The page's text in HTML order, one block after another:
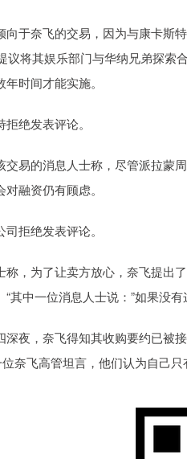
于奈飞的交易，因为与康卡斯特
议将其娱乐部门与华纳兄弟探索
时间才能实施。
绝发表评论。
易的消息人士称，尽管派拉蒙周
融资仍有顾虑。
拒绝发表评论。
，为了让卖方放心，奈飞提出了
其中一位消息人士说：”如果没
夜，奈飞得知其收购要约已被接
奈飞高管坦言，他们认为自己只